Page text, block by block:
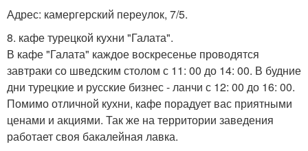
Адрес: камергерский переулок, 7/5.
8. кафе турецкой кухни "Галата".
В кафе "Галата" каждое воскресенье проводятся
завтраки со шведским столом с 11: 00 до 14: 00. В будние
дни турецкие и русские бизнес - ланчи с 12: 00 до 16: 00.
Помимо отличной кухни, кафе порадует вас приятными
ценами и акциями. Так же на территории заведения
работает своя бакалейная лавка.